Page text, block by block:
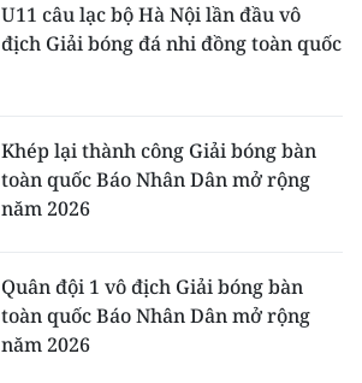
U11 câu lạc bộ Hà Nội lần đầu vô
địch Giải bóng đá nhi đồng toàn quốc
Khép lại thành công Giải bóng bàn
toàn quốc Báo Nhân Dân mở rộng
năm 2026
Quân đội 1 vô địch Giải bóng bàn
toàn quốc Báo Nhân Dân mở rộng
năm 2026